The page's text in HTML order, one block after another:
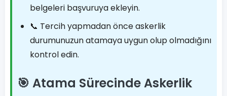
belgeleri başvuruya ekleyin.
📞 Tercih yapmadan önce askerlik
durumunuzun atamaya uygun olup olmadığını
kontrol edin.
🎯 Atama Sürecinde Askerlik